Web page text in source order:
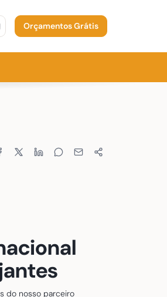
Orçamentos Grátis
do nosso parceiro